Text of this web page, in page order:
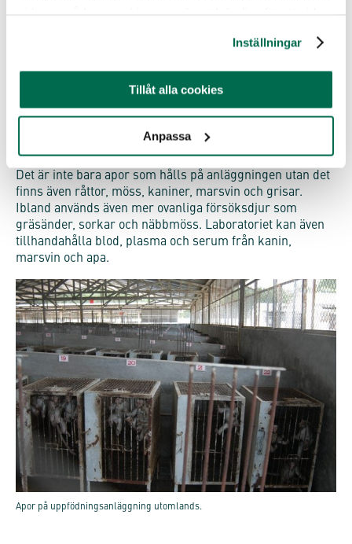
Inställningar
Tillåt alla cookies
Anpassa
På Astrid Fagræus laboratorium bedrivs framförallt
Laboratoriet används dels av forskare på Karolinska
Institutet, men fungerar även som ett
myndigheter, universitet eller företag kan utföra
djurförsök.
Det är inte bara apor som hålls på anläggningen utan det
finns även råttor, möss, kaniner, marsvin och grisar.
Ibland används även mer ovanliga försöksdjur som
gräsänder, sorkar och näbbmöss. Laboratoriet kan även
tillhandahålla blod, plasma och serum från kanin,
marsvin och apa.
Apor på uppfödningsanläggning utomlands.